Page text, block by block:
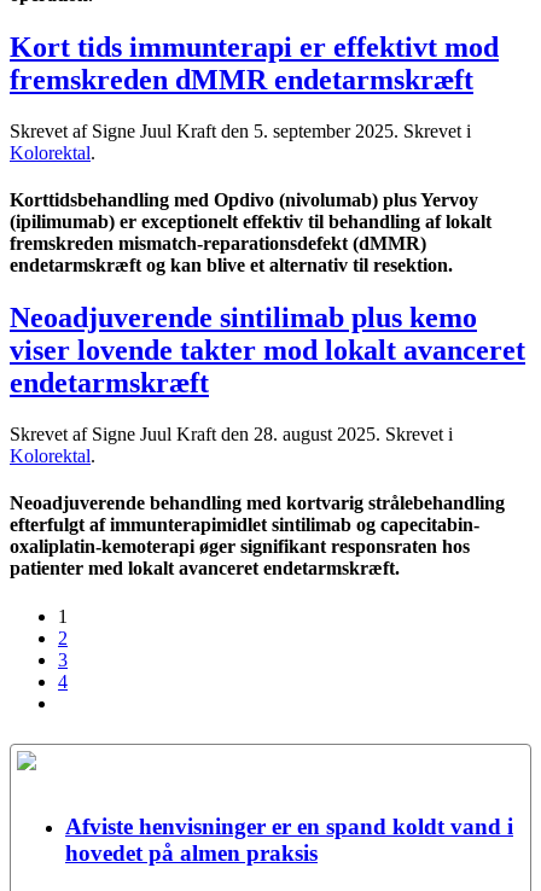
Kort tids immunterapi er effektivt mod
fremskreden dMMR endetarmskræft
Skrevet af Signe Juul Kraft den 5. september 2025. Skrevet i
Kolorektal.
Korttidsbehandling med Opdivo (nivolumab) plus Yervoy
(ipilimumab) er exceptionelt effektiv til behandling af lokalt
fremskreden mismatch-reparationsdefekt (dMMR)
endetarmskræft og kan blive et alternativ til resektion.
Neoadjuverende sintilimab plus kemo
viser lovende takter mod lokalt avanceret
endetarmskræft
Skrevet af Signe Juul Kraft den 28. august 2025. Skrevet i
Kolorektal.
Neoadjuverende behandling med kortvarig strålebehandling
efterfulgt af immunterapimidlet sintilimab og capecitabin-
oxaliplatin-kemoterapi øger signifikant responsraten hos
patienter med lokalt avanceret endetarmskræft.
1
2
3
4
Afviste henvisninger er en spand koldt vand i
hovedet på almen praksis